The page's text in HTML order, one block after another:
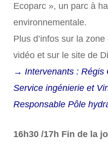
Ecoparc », un parc à
environnementale.
Plus d’infos sur la
vidéo et sur le site de
→ Intervenants : Régis
Service ingénierie et
Responsable Pôle
16h30 /17h Fin de la